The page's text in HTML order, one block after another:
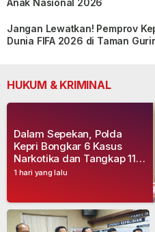
Jangan Lewatkan! Pemprov
Dunia FIFA 2026 di Taman
HUKUM & KRIMINAL
1 hari yang lalu
Dalam Sepekan, Polda
Kepri Bongkar 6 Kasus
Narkotika dan Tangkap 11
Tersangka